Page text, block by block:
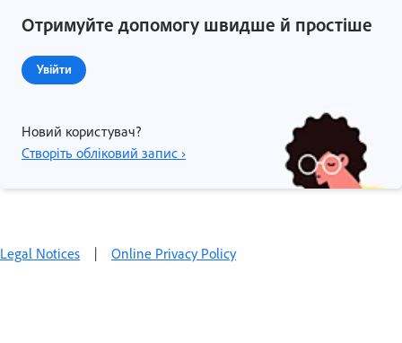
Отримуйте допомогу швидше й простіше
Увійти
Новий користувач?
Створіть обліковий запис ›
Legal Notices | Online Privacy Policy